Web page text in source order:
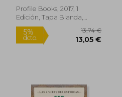
5%
dcto.
Profile Books, 2017, 1
Edición, Tapa Blanda,
Nuevo